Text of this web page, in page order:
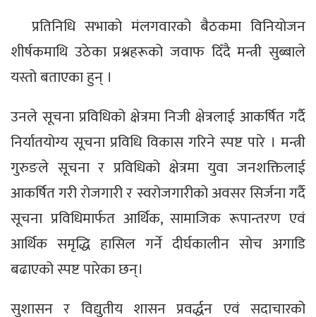
प्रतिनिधि सभाको मंलगवारको बैठकमा विनियोजन
शीर्षकमाथि उठेका प्रश्नहरूको जवाफ दिँदै मन्त्री सुब्बाले
यस्तो बताएका हुन् ।
उनले सूचना प्रविधिको क्षेत्रमा निजी क्षेत्रलाई आकर्षित गर्दै
निर्यातयोग्य सूचना प्रविधि विकास गरिने स्पष्ट पारे । मन्त्री
गुरुङले सूचना र प्रविधिको क्षेत्रमा युवा जनशक्तिलाई
आकर्षित गरी रोजगारी र स्वरोजगारीको अवसर सिर्जना गर्दै
सूचना प्रविधिमार्फत आर्थिक, सामाजिक रूपान्तरण एवं
आर्थिक समृद्धि हासिल गर्ने दीर्घकालीन सोच अगाडि
बढाएको स्पष्ट पारेका छन्।
सुशासन र विद्युतीय शासन प्रवर्द्धन एवं सदाचारको